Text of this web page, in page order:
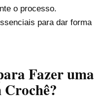
o processo.
para dar forma
Fazer uma
Crochê?